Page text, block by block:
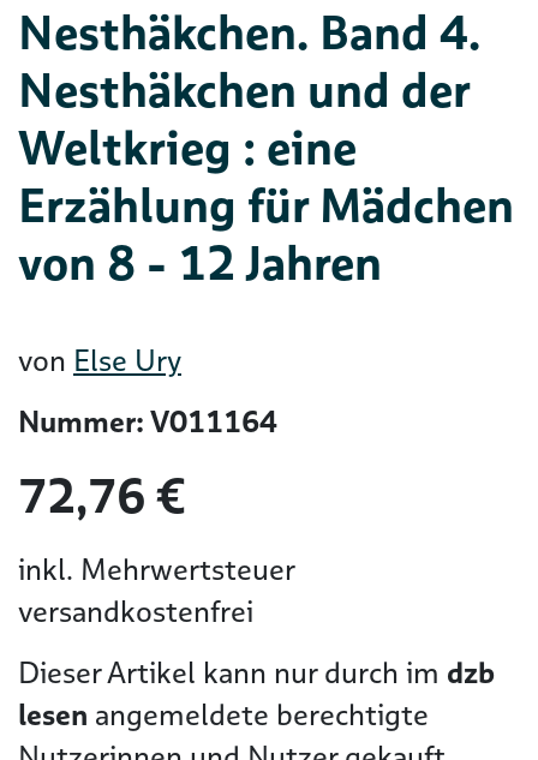
Nesthäkchen. Band 4.
Nesthäkchen und der
Weltkrieg : eine
Erzählung für Mädchen
von 8 - 12 Jahren
von Else Ury
Nummer: V011164
72,76 €
inkl. Mehrwertsteuer
versandkostenfrei
Dieser Artikel kann nur durch im dzb
lesen angemeldete berechtigte